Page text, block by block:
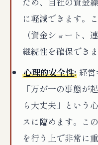
に軽減できます。
（資金ショート、
継続性を確保できま
心理的安全性: 経営
「万が一の事態が
ら大丈夫」という
スに臨めます。こ
を行う上で非常に重